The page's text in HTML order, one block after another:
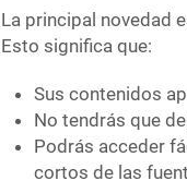
La principal novedad
Esto significa que:
Sus contenidos
No tendrás que
Podrás acceder
cortos de las